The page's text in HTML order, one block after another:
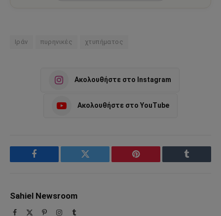
Ιράν πυρηνικές χτυπήματος
Ακολουθήστε στο Instagram
Ακολουθήστε στο YouTube
Facebook Twitter Pinterest Tumblr
Sahiel Newsroom
Facebook PinterestInstagram
Tumblr